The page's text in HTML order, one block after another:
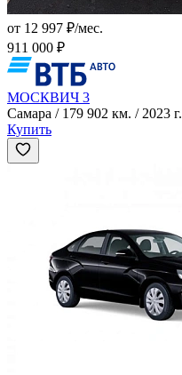
от 12 997 ₽/мес.
911 000 ₽
МОСКВИЧ 3
Самара / 179 902 км. / 2023 г.
Купить